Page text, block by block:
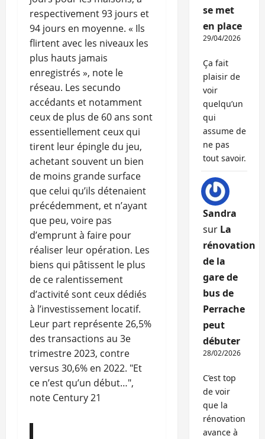
respectivement 93 jours et
94 jours en moyenne. « Ils
flirtent avec les niveaux les
plus hauts jamais
enregistrés », note le
réseau. Les secundo
accédants et notamment
ceux de plus de 60 ans sont
essentiellement ceux qui
tirent leur épingle du jeu,
achetant souvent un bien
de moins grande surface
que celui qu’ils détenaient
précédemment, et n’ayant
que peu, voire pas
d’emprunt à faire pour
réaliser leur opération. Les
biens qui pâtissent le plus
de ce ralentissement
d’activité sont ceux dédiés
à l’investissement locatif.
Leur part représente 26,5%
des transactions au 3e
trimestre 2023, contre
versus 30,6% en 2022. "Et
ce n’est qu’un début…",
note Century 21
se met
en place
29/04/2026
Ça fait
plaisir de
voir
quelqu’un
qui
assume de
ne pas
tout savoir.
Sandra
sur La
rénovation
de la
gare de
bus de
Perrache
peut
débuter
28/02/2026
C’est top
de voir
que la
rénovation
avance à